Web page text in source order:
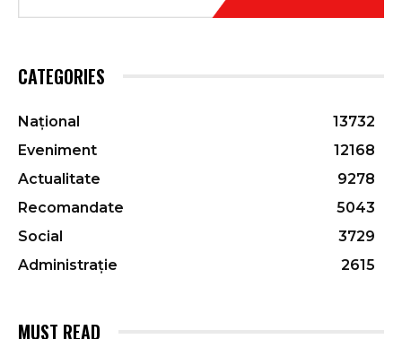
CATEGORIES
Național
13732
Eveniment
12168
Actualitate
9278
Recomandate
5043
Social
3729
Administrație
2615
MUST READ